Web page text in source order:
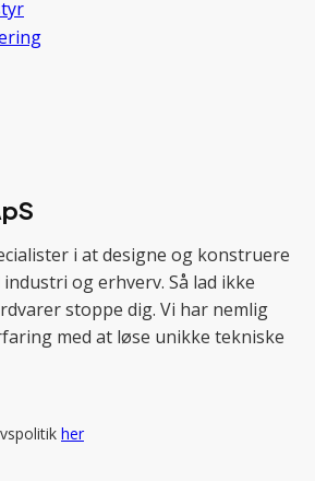
i at designe og konstruere
og erhverv. Så lad ikke
stoppe dig. Vi har nemlig
med at løse unikke tekniske
her